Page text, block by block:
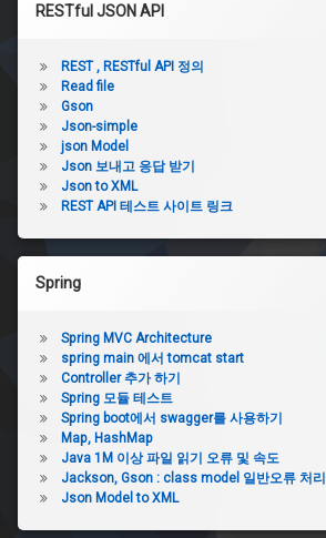
RESTful JSON API
REST , RESTful API 정의
Read file
Gson
Json-simple
json Model
Json 보내고 응답 받기
Json to XML
REST API 테스트 사이트 링크
Spring
Spring MVC Architecture
spring main 에서 tomcat start
Controller 추가 하기
Spring 모듈 테스트
Spring boot에서 swagger를 사용하기
Map, HashMap
Java 1M 이상 파일 읽기 오류 및 속도
Jackson, Gson : class model 일반오류 처리
Json Model to XML